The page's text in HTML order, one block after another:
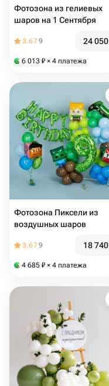
Фотозона из гелиевых
шаров на 1 Сентября
3.679 24 050
6 013 ₽ × 4 платежа
Фотозона Пиксели из
воздушных шаров
3.679 18 740
4 685 ₽ × 4 платежа